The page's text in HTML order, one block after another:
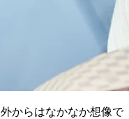
からはなかなか想像で